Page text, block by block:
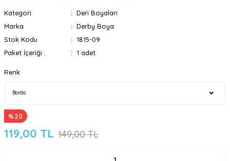
Kategori
Deri Boyaları
Marka
Derby Boya
Stok Kodu
1815-09
Paket İçeriği :
1 adet
Renk
%20
119,00 TL 149,00 TL